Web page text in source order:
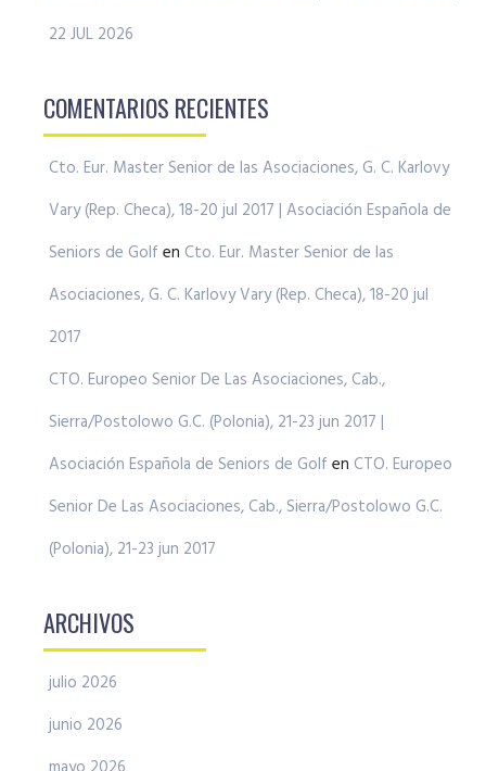
22 JUL 2026
COMENTARIOS RECIENTES
Cto. Eur. Master Senior de las Asociaciones, G. C. Karlovy
Vary (Rep. Checa), 18-20 jul 2017 | Asociación Española de
Seniors de Golf en Cto. Eur. Master Senior de las
Asociaciones, G. C. Karlovy Vary (Rep. Checa), 18-20 jul
2017
CTO. Europeo Senior De Las Asociaciones, Cab.,
Sierra/Postolowo G.C. (Polonia), 21-23 jun 2017 |
Asociación Española de Seniors de Golf en CTO. Europeo
Senior De Las Asociaciones, Cab., Sierra/Postolowo G.C.
(Polonia), 21-23 jun 2017
ARCHIVOS
julio 2026
junio 2026